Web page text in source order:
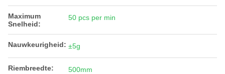
Maximum
Snelheid:
50 pcs per min
Nauwkeurigheid: ±5g
Riembreedte: 500mm